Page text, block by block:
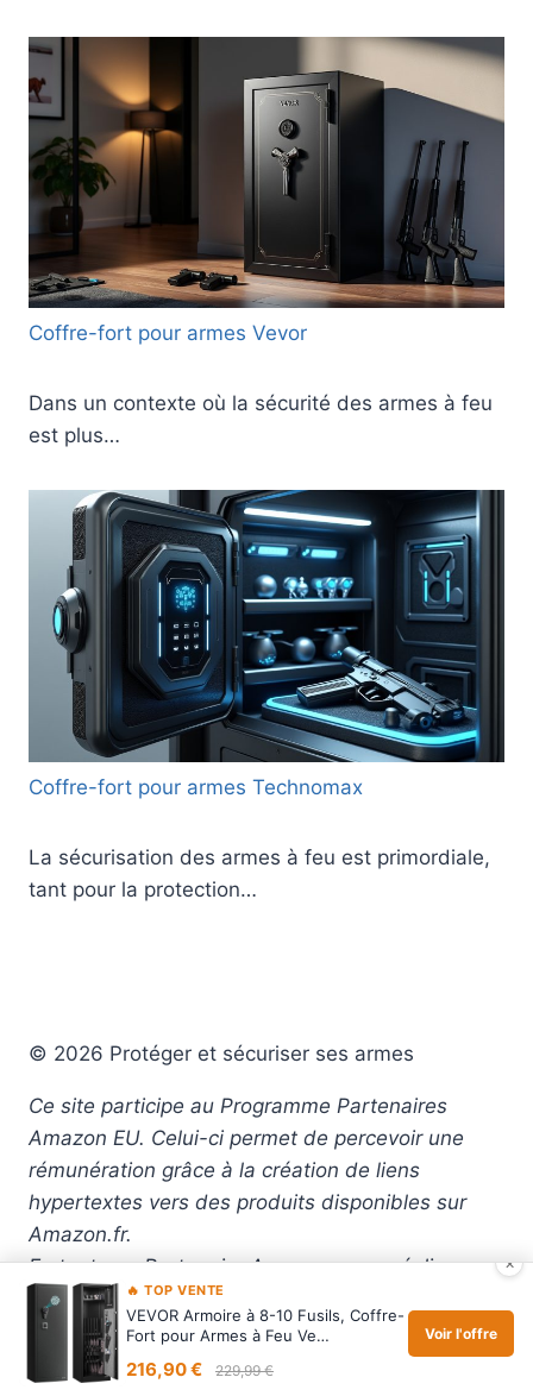
Coffre-fort pour armes Vevor
Dans un contexte où la sécurité des armes à feu
est plus…
Coffre-fort pour armes Technomax
La sécurisation des armes à feu est primordiale,
tant pour la protection…
© 2026 Protéger et sécuriser ses armes
Ce site participe au Programme Partenaires
Amazon EU. Celui-ci permet de percevoir une
rémunération grâce à la création de liens
hypertextes vers des produits disponibles sur
Amazon.fr.
En tant que Partenaire Amazon, nous réalisons
un bénéfice sur les achats remplissant les
conditions requises.
×
🔥 TOP VENTE
VEVOR Armoire à 8-10 Fusils, Coffre-
Fort pour Armes à Feu Ve…
216,90 € 229,99 €
Voir l'offre